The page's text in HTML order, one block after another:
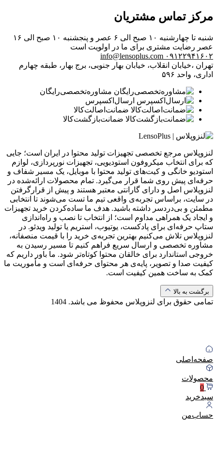
مرکز تماس مشتریان
شنبه تا چهارشنبه ۱۰ صبح الی ۶ عصر و پنجشنبه ۱۰ صبح الی ۱۶
عصر رضایت مشتری برای ما در اولویت است
۰۹۱۲۲۹۴۱۶۰۲ info@lensoplus.com
تهران ،خیابان انقلاب، خیابان بهار جنوبی، برج بهار، طبقه چهارم
اداری، واحد ۵۹۶
مشاوره‌تخصصی‌رایگان
ارسال‌اکسپرس
ضمانت‌اصالت‌کالا
ضمانت‌بازگشت‌کالا
لنزوپلاس مرجع تخصصی تجهیزات تولید محتوا در ایران است؛ جایی
که برای انتخاب میکروفون استودیویی، تجهیزات نورپردازی، لوازم
استودیو خانگی و کیت‌های تولید محتوا با موبایل، یک مسیر شفاف و
حرفه‌ای پیش روی شما قرار می‌گیرد. تمام محصولات ارائه‌شده در
لنزوپلاس اصل و دارای گارانتی معتبر هستند و پیش از قرارگرفتن
در سایت، براساس تجربه‌ی واقعی تیم ما تست می‌شوند تا انتخابی
مطمئن و بی‌دردسر داشته باشید. هدف ما ساده‌کردن خرید تجهیزات
و ایجاد یک همراهی مداوم است؛ از انتخاب تا نصب و راه‌اندازی
ستاپ حرفه‌ای برای پادکست، یوتیوب، استریم یا تولید ویدئو. در
لنزوپلاس تلاش می‌کنیم بهترین تجربه‌ی خرید را با قیمت منصفانه،
مشاوره تخصصی و ارسال سریع فراهم کنیم تا مسیر رسیدن به
خروجی استاندارد برای خالقان محتوا کوتاه‌تر شود. ما باور داریم که
کیفیت صدا و تصویر، پایه‌ی هر محتوای حرفه‌ای است و مأموریت ما
کمک به ساخت همین کیفیت است.
برگشت به بالا
تمامی حقوق برای لنزوپلاس محفوظ می باشد. 1404
صفحه‌اصلی
محصولات
0
سبد‌خرید
حساب‌من